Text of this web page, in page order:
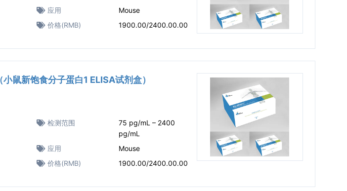
应用
Mouse
价格(RMB) 1900.00/2400.00.00
鼠新饱食分子蛋白1 ELISA试剂盒）
检测范围
75 pg/mL – 2400
pg/mL
应用
Mouse
价格(RMB) 1900.00/2400.00.00